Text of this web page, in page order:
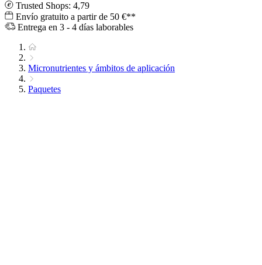
Trusted Shops: 4,79
Envío gratuito a partir de 50 €**
Entrega en 3 - 4 días laborables
Micronutrientes y ámbitos de aplicación
Paquetes